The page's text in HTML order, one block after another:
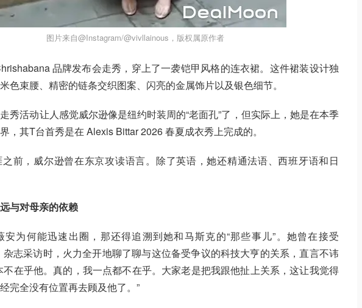
图片来自@Instagram/@vivllainous，版权属原作者
品牌发布会走秀，穿上了一袭铠甲风格的连衣裙。这件裙装设计独
色束腰、精密的链条交织图案、闪亮的金属饰片以及银色细节。
秀活动让人感觉威尔逊像是纽约时装周的“老面孔”了，但实际上，她是在本季
，其T台首秀是在 Alexis Bittar 2026 春夏成衣秀上完成的。
前，威尔逊曾在东京攻读语言。除了英语，她还精通法语、西班牙语和日
与对母亲的依赖
安为何能迅速出圈，那还得追溯到她和马斯克的“那些事儿”。她曾在接受
杂志采访时，火力全开地聊了聊与这位备受争议的科技大亨的关系，直言不讳
不在乎他。真的，我一点都不在乎。大家老是把我跟他扯上关系，这让我觉得
完全没有位置再去顾及他了。”